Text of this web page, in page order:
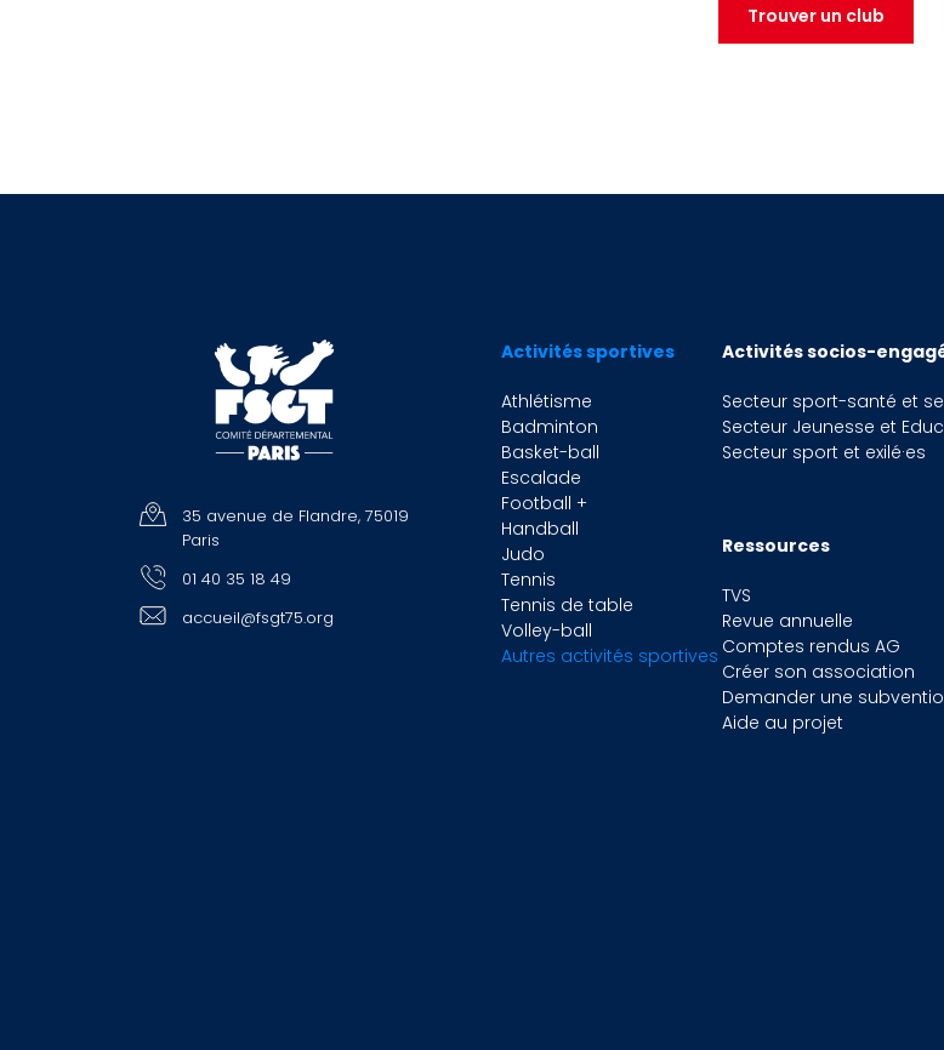
Trouver un club
35 avenue de Flandre, 75019
Paris
01 40 35 18 49
accueil@fsgt75.org
Activités sportives
Athlétisme
Badminton
Basket-ball
Escalade
Football +
Handball
Judo
Tennis
Tennis de table
Volley-ball
Autres activités sportives
Activités socios-
Secteur sport-santé et
Secteur Jeunesse et
Secteur sport et exilé·es
Ressources
TVS
Revue annuelle
Comptes rendus AG
Créer son association
Demander une
Aide au projet